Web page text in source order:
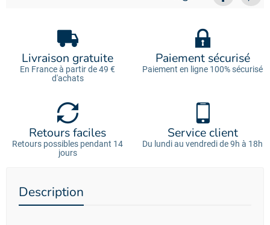
Livraison gratuite
En France à partir de 49 €
d'achats
Paiement sécurisé
Paiement en ligne 100% sécurisé
Retours faciles
Retours possibles pendant 14
jours
Service client
Du lundi au vendredi de 9h à 18h
Description